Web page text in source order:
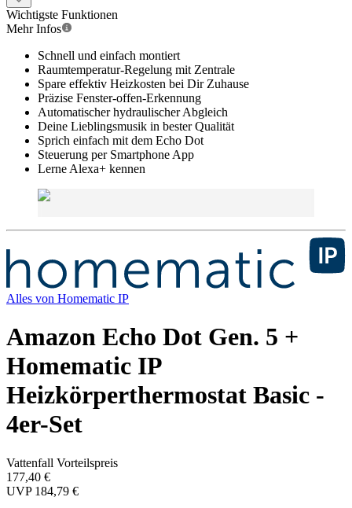
Wichtigste Funktionen
Mehr Infos
Schnell und einfach montiert
Raumtemperatur-Regelung mit Zentrale
Spare effektiv Heizkosten bei Dir Zuhause
Präzise Fenster-offen-Erkennung
Automatischer hydraulischer Abgleich
Deine Lieblingsmusik in bester Qualität
Sprich einfach mit dem Echo Dot
Steuerung per Smartphone App
Lerne Alexa+ kennen
Alles von Homematic IP
Amazon Echo Dot Gen. 5 +
Homematic IP
Heizkörperthermostat Basic -
4er-Set
Vattenfall Vorteilspreis
177,40 €
UVP 184,79 €